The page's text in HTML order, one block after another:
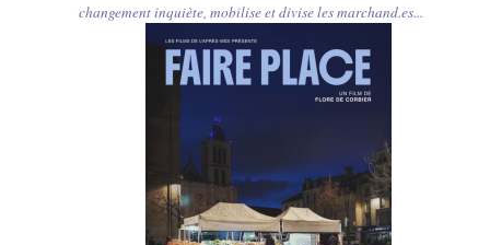
changement inquiète, mobilise et divise les marchand.es...